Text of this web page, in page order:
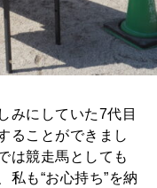
みにしていた7代目
ることができまし
は競走馬としても
私も“お心持ち”を納